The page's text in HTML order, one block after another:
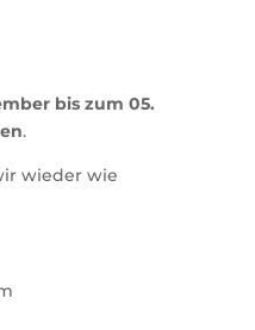
bis zum 05.
.
wieder wie